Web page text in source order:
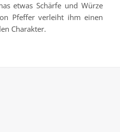
etwas Schärfe und Würze
Pfeffer verleiht ihm einen
Charakter.